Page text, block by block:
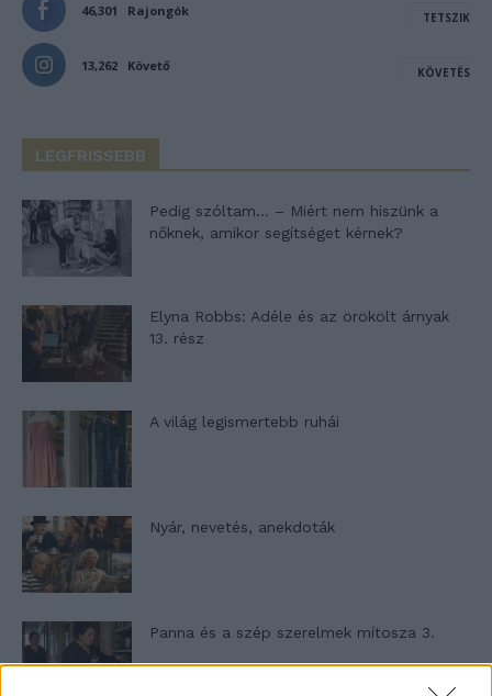
46,301 Rajongók TETSZIK
13,262 Követő KÖVETÉS
LEGFRISSEBB
Pedig szóltam… – Miért nem hiszünk a
nőknek, amikor segítséget kérnek?
Elyna Robbs: Adéle és az örökölt árnyak
13. rész
A világ legismertebb ruhái
Nyár, nevetés, anekdoták
Panna és a szép szerelmek mítosza 3.